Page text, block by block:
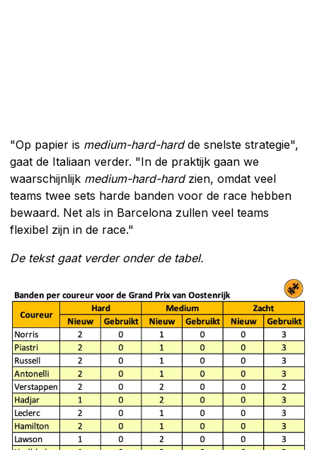
"Op papier is medium-hard-hardde snelste strategie",
gaat de Italiaan verder. "In de praktijk gaan we
waarschijnlijk medium-hard-hardzien, omdat veel
teams twee sets harde banden voor de race hebben
bewaard. Net als in Barcelona zullen veel teams
flexibel zijn in de race."
De tekst gaat verder onder de tabel.